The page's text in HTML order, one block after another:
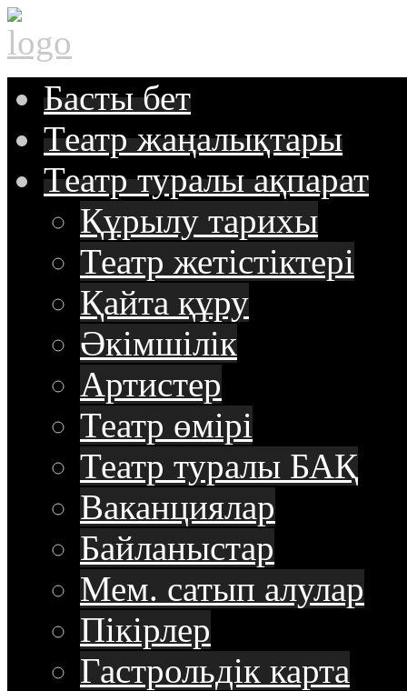
Бастыбет
Театржаңалықтары
Театр туралыақпарат
Құрылу тарихы
Театр жетістіктері
Қайта құру
Әкімшілік
Артистер
Театр өмірі
Театр туралы БАҚ
Ваканциялар
Байланыстар
Мем. сатып алулар
Пікірлер
Гастрольдік карта